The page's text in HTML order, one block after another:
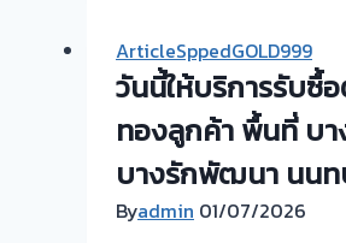
ทอง
ยินดี
บริการ
รับ
ไถ่ถอน
ArticleSppedGOLD999
วันนี้ให้บริการรับซื้
ทองลูกค้า พื้นที่ บ
บางรักพัฒนา นน
Byadmin 01/07/2026